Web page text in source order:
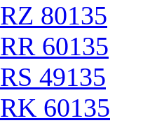
RZ 80135
RR 60135
RS 49135
RK 60135